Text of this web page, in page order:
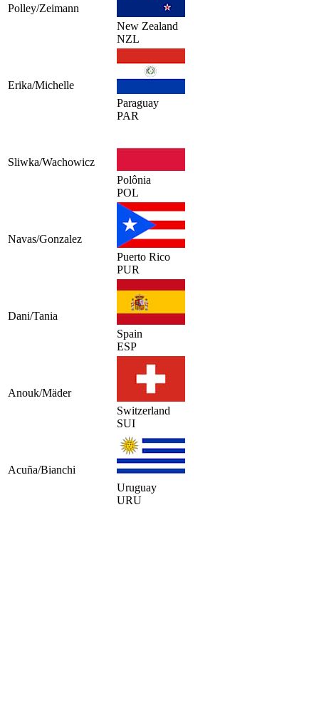
Polley/Zeimann
New Zealand
NZL
Erika/Michelle
Paraguay
PAR
Sliwka/Wachowicz
Polônia
POL
Navas/Gonzalez
Puerto Rico
PUR
Dani/Tania
Spain
ESP
Anouk/Mäder
Switzerland
SUI
Acuña/Bianchi
Uruguay
URU